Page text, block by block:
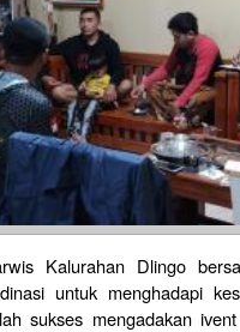
Kalurahan Dlingo
untuk menghadapi
sukses mengadakan